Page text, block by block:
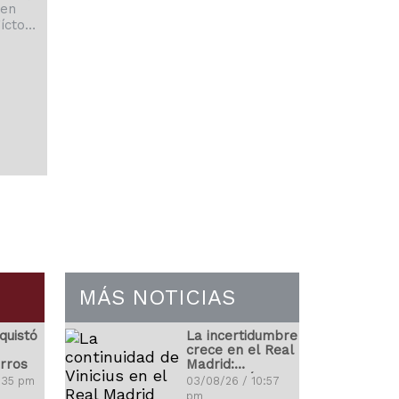
pm
MÁS NOTICIAS
La incertidumbre
crece en el Real
Madrid:
¿Renovará
Vinicius?
03/08/26 / 10:57
pm